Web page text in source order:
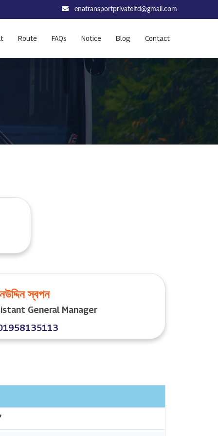
enatransportprivateltd@gmail.com
Route FAQs Notice Blog Contact
স্বপন
General Manager